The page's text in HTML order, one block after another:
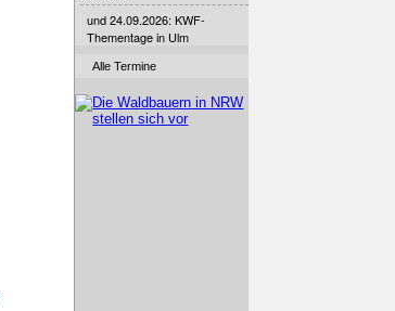
und 24.09.2026: KWF-
Thementage in Ulm
Alle Termine